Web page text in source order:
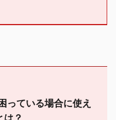
っている場合に使え